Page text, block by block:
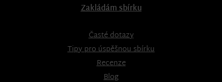
Zakládám sbírku
Časté dotazy
Tipy pro úspěšnou sbírku
Recenze
Blog